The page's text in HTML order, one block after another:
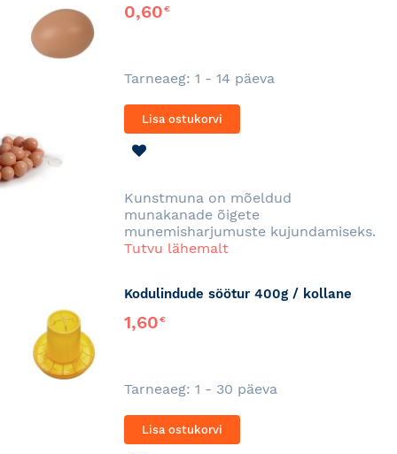
0,60€
Tarneaeg: 1 - 14 päeva
Lisa ostukorvi
Kunstmuna on mõeldud
munakanade õigete
munemisharjumuste kujundamiseks.
Tutvu lähemalt
Kodulindude söötur 400g / kollane
1,60€
Tarneaeg: 1 - 30 päeva
Lisa ostukorvi